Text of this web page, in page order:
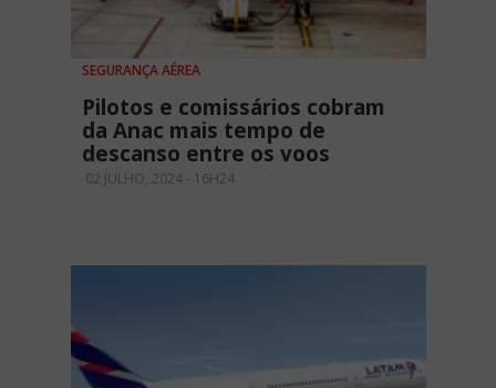
SEGURANÇA AÉREA
Pilotos e comissários cobram
da Anac mais tempo de
descanso entre os voos
02 JULHO, 2024 - 16H24